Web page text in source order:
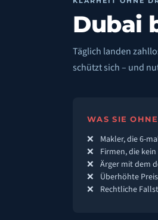
Dubai
Täglich landen
schützt sich – und
WAS SIE
Makler, die 6-
Firmen, die
Ärger mit dem
Überhöhte
Rechtliche